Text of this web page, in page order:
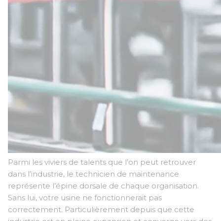
Parmi les viviers de talents que l’on peut retrouver
dans l’industrie, le technicien de maintenance
représente l’épine dorsale de chaque organisation.
Sans lui, votre usine ne fonctionnerait pas
correctement. Particulièrement depuis que cette